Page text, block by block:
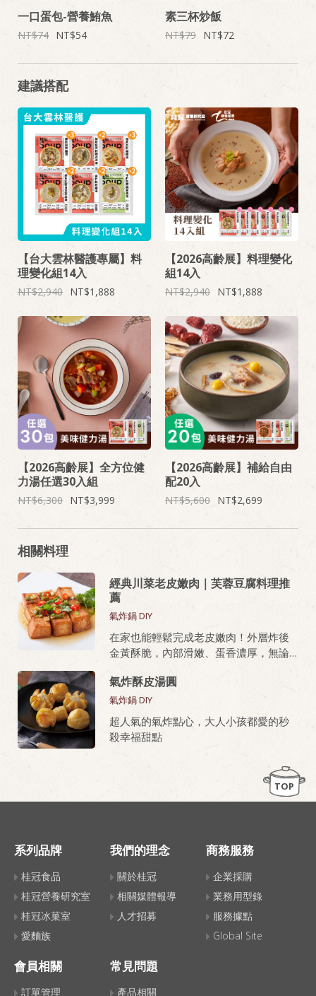
一口蛋包-營養鮪魚
74 54
素三杯炒飯
79 72
建議搭配
【台大雲林醫護專屬】料
理變化組14入
2,940 1,888
【2026高齡展】料理變化
組14入
2,940 1,888
【2026高齡展】全方位健
力湯任選30入組
6,300 3,999
【2026高齡展】補給自由
配20入
5,600 2,699
相關料理
經典川菜老皮嫩肉｜芙蓉豆腐料理推
薦
氣炸鍋 DIY
在家也能輕鬆完成老皮嫩肉！外層炸後
金黃酥脆，內部滑嫩、蛋香濃厚，無論
廳級美味。
桂冠芙蓉豆腐，就是做老皮嫩肉的秘密
武器！
氣炸酥皮湯圓
氣炸鍋 DIY
超人氣的氣炸點心，大人小孩都愛的秒
殺幸福甜點
TOP
系列品牌
桂冠食品
桂冠營養研究室
桂冠冰菓室
愛麵族
我們的理念
關於桂冠
相關媒體報導
人才招募
商務服務
企業採購
業務用型錄
服務據點
Global Site
會員相關
訂單管理
常見問題
產品相關